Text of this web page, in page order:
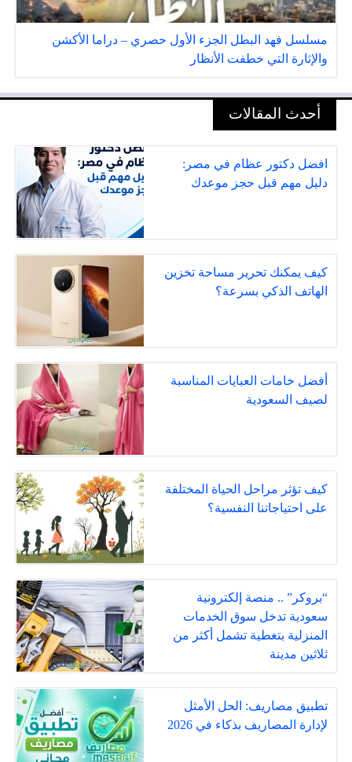
مسلسل فهد البطل الجزء الأول حصري – دراما الأكشن
والإثارة التي خطفت الأنظار
أحدث المقالات
افضل دكتور عظام في مصر:
دليل مهم قبل حجز موعدك
كيف يمكنك تحرير مساحة تخزين
الهاتف الذكي بسرعة؟
أفضل خامات العبايات المناسبة
لصيف السعودية
كيف تؤثر مراحل الحياة المختلفة
على احتياجاتنا النفسية؟
“بروكر” .. منصة إلكترونية
سعودية تدخل سوق الخدمات
المنزلية بتغطية تشمل أكثر من
ثلاثين مدينة
تطبيق مصاريف: الحل الأمثل
لإدارة المصاريف بذكاء في 2026